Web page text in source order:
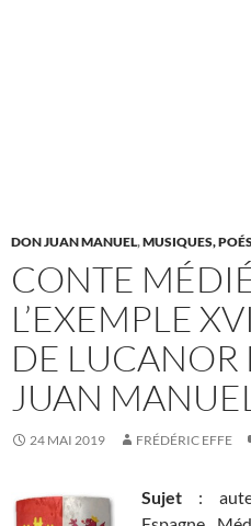
DON JUAN MANUEL,MUSIQUES,
CONTE
L’EXEMPLE
DE LUCANOR
JUAN MANUEL
24 MAI 2019 FRÉDÉRIC EFFE
Sujet :